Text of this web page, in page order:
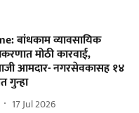
बांधकाम व्यावसायिक
मोठी कारवाई,
आमदार- नगरसेवकासह १४
गुन्हा
17 Jul 2026